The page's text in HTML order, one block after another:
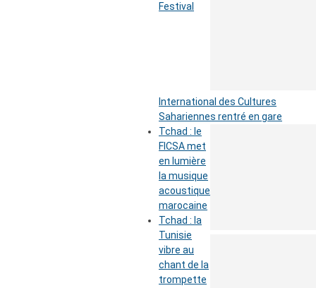
Festival
International des Cultures
Sahariennes rentré en gare
Tchad : le
FICSA met
en lumière
la musique
acoustique
marocaine
Tchad : la
Tunisie
vibre au
chant de la
trompette